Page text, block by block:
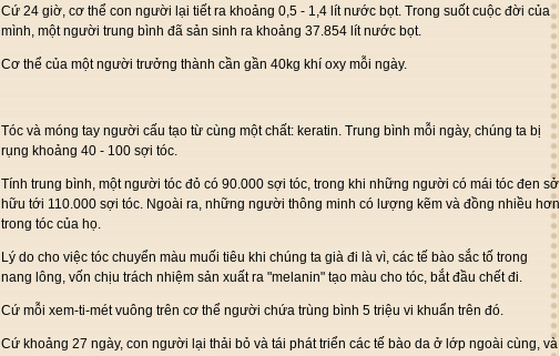
Cứ 24 giờ, cơ thể con người lại tiết ra khoảng 0,5 - 1,4 lít nước bọt. Trong suốt cuộc đời của
mình, một người trung bình đã sản sinh ra khoảng 37.854 lít nước bọt.
Cơ thể của một người trưởng thành cần gần 40kg khí oxy mỗi ngày.
Tóc và móng tay người cấu tạo từ cùng một chất: keratin. Trung bình mỗi ngày, chúng ta bị
rụng khoảng 40 - 100 sợi tóc.
Tính trung bình, một người tóc đỏ có 90.000 sợi tóc, trong khi những người có mái tóc đen sở
hữu tới 110.000 sợi tóc. Ngoài ra, những người thông minh có lượng kẽm và đồng nhiều hơn
trong tóc của họ.
Lý do cho việc tóc chuyển màu muối tiêu khi chúng ta già đi là vì, các tế bào sắc tố trong
nang lông, vốn chịu trách nhiệm sản xuất ra "melanin" tạo màu cho tóc, bắt đầu chết đi.
Cứ mỗi xem-ti-mét vuông trên cơ thể người chứa trùng bình 5 triệu vi khuẩn trên đó.
Cứ khoảng 27 ngày, con người lại thải bỏ và tái phát triển các tế bào da ở lớp ngoài cùng, và